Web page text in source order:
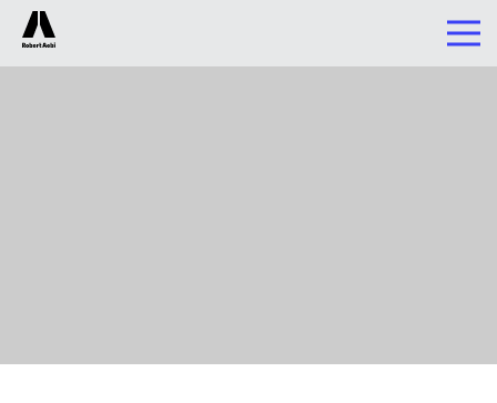
Lehrstellen